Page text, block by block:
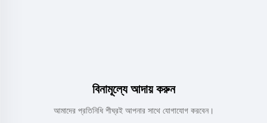
বিনামূল্যে আদায় করুন
আমাদের প্রতিনিধি শীঘ্রই আপনার সাথে যোগাযোগ করবেন।